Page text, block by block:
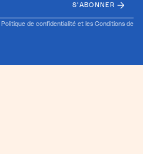
S'ABONNER
Politique de confidentialité et les Conditions de